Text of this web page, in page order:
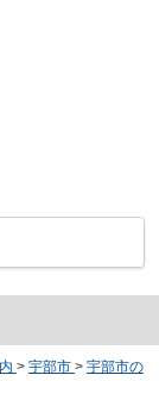
> 宇部市 > 宇部市の